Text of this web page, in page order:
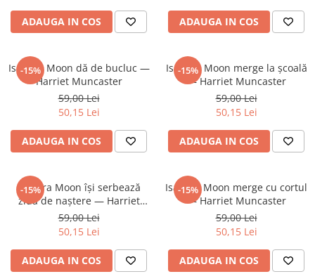
Umbrele pentru copii
Termosuri
Cutii pentru depozitare
Caiete școlare și hârtie
Caiete dictando
Caiete matematică
Caiete muzică
Caiete geografie și biologie
Caiete tip I, II și III
Caiete foi veline
Rezerve pentru caiete
Vocabulare
Blocuri de desen școlare
Hârtie pentru lucru manual
ADAUGA IN COS ADAUGA IN COS
-15%
Isadora Moon dă de bucluc —
Harriet Muncaster
59,00 Lei
50,15 Lei
ADAUGA IN COS
-15%
Isadora Moon merge la școală
— Harriet Muncaster
59,00 Lei
50,15 Lei
ADAUGA IN COS
-15%
Isadora Moon își serbează
ziua de naștere — Harriet
Muncaster
59,00 Lei
50,15 Lei
ADAUGA IN COS
-15%
Isadora Moon merge cu cortul
— Harriet Muncaster
59,00 Lei
50,15 Lei
ADAUGA IN COS